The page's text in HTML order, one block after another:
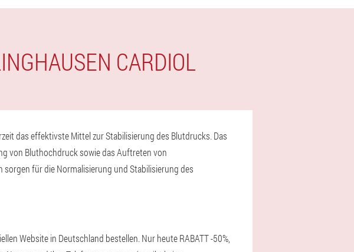
CARDIOL
das effektivste Mittel zur Stabilisierung des Blutdrucks. Das
von Bluthochdruck sowie das Auftreten von
sorgen für die Normalisierung und Stabilisierung des
Website in Deutschland bestellen. Nur heute RABATT -50%,